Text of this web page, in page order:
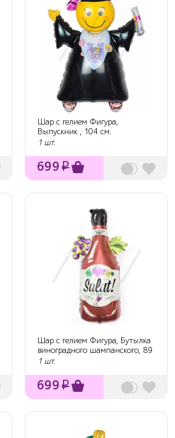
Шар с гелием Фигура,
Выпускник , 104 см.
1 шт.
699 ₽
Шар с гелием Фигура, Бутылка
виноградного шампанского, 89
см.
1 шт.
699 ₽